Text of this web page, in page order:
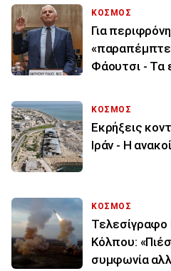
ΚΟΣΜΟΣ
Για
Φάουτσι - Τα
ΚΟΣΜΟΣ
Εκρήξεις
Ιράν - Η
ΚΟΣΜΟΣ
Τελεσίγραφο
Κόλπου:
συμφωνία